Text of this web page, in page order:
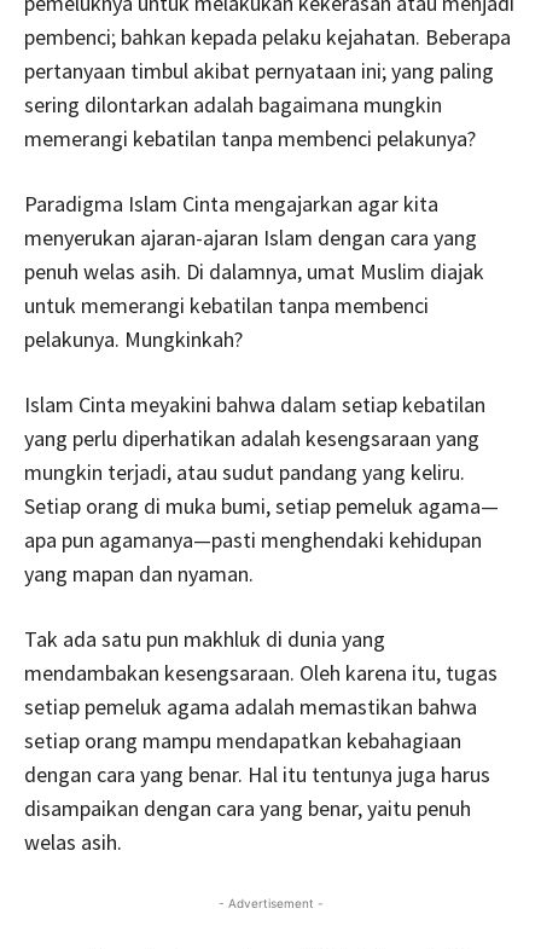
pembenci; bahkan kepada pelaku kejahatan. Beberapa
pertanyaan timbul akibat pernyataan ini; yang paling
sering dilontarkan adalah bagaimana mungkin
memerangi kebatilan tanpa membenci pelakunya?
Paradigma Islam Cinta mengajarkan agar kita
menyerukan ajaran-ajaran Islam dengan cara yang
penuh welas asih. Di dalamnya, umat Muslim diajak
untuk memerangi kebatilan tanpa membenci
pelakunya. Mungkinkah?
Islam Cinta meyakini bahwa dalam setiap kebatilan
yang perlu diperhatikan adalah kesengsaraan yang
mungkin terjadi, atau sudut pandang yang keliru.
Setiap orang di muka bumi, setiap pemeluk agama—
apa pun agamanya—pasti menghendaki kehidupan
yang mapan dan nyaman.
Tak ada satu pun makhluk di dunia yang
mendambakan kesengsaraan. Oleh karena itu, tugas
setiap pemeluk agama adalah memastikan bahwa
setiap orang mampu mendapatkan kebahagiaan
dengan cara yang benar. Hal itu tentunya juga harus
disampaikan dengan cara yang benar, yaitu penuh
welas asih.
- Advertisement -